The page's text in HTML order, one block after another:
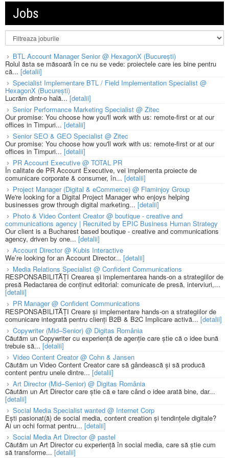
Jobs
BTL Account Manager Senior @ HexagonX (București)
Rolul ăsta se măsoară în ce nu se vede: proiectele care ies bine pentru
că... [detalii]
Specialist Implementare BTL / Field Implementation Specialist @
HexagonX (București)
Lucrăm dintr-o hală...[detalii]
Senior Performance Marketing Specialist @ Zitec
Our promise: You choose how you'll work with us: remote-first or at our
offices in Timpuri... [detalii]
Senior SEO & GEO Specialist @ Zitec
Our promise: You choose how you'll work with us: remote-first or at our
offices in Timpuri... [detalii]
PR Account Executive @ TOTAL PR
În calitate de PR Account Executive, vei implementa proiecte de
comunicare corporate & consumer, în... [detalii]
Project Manager (Digital & eCommerce) @ Flaminjoy Group
We're looking for a Digital Project Manager who enjoys helping
businesses grow through digital marketing... [detalii]
Photo & Video Content Creator @ boutique - creative and
communications agency | Recruited by EPIC Business Human Strategy
Our client is a Bucharest based boutique - creative and communications
agency, driven by one... [detalii]
Account Director @ Kubis Interactive
We’re looking for an Account Director... [detalii]
Media Relations Specialist @ Confident Communications
RESPONSABILITĂȚI Crearea și implementarea hands-on a strategiilor de
presă Redactarea de conținut editorial: comunicate de presă, interviuri,...
[detalii]
PR Manager @ Confident Communications
RESPONSABILITĂȚI Creare și implementare hands-on a strategiilor de
comunicare integrată pentru clienți B2B & B2C Implicare activă... [detalii]
Copywriter (Mid–Senior) @ Digitas România
Căutăm un Copywriter cu experiență de agenție care știe că o idee bună
trebuie să... [detalii]
Video Content Creator @ Cohn & Jansen
Căutăm un Video Content Creator care să gândească și să producă
content pentru unele dintre... [detalii]
Art Director (Mid–Senior) @ Digitas România
Căutăm un Art Director care știe că e tare când o idee arată bine, dar...
[detalii]
Social Media Specialist wanted @ Internet Corp
Ești pasionat(ă) de social media, content creation și tendințele digitale?
Ai un ochi format pentru... [detalii]
Social Media Art Director @ pastel
Căutăm un Art Director cu experiență în social media, care să știe cum
să transforme... [detalii]